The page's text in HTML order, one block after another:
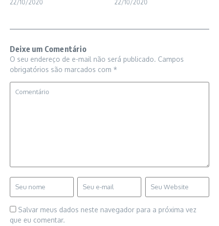
22/10/2020 22/10/2020
Deixe um Comentário
O seu endereço de e-mail não será publicado. Campos
obrigatórios são marcados com *
Salvar meus dados neste navegador para a próxima vez
que eu comentar.